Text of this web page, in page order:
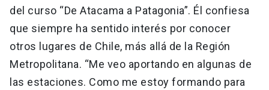
del curso “De Atacama a Patagonia”. Él confiesa
que siempre ha sentido interés por conocer
otros lugares de Chile, más allá de la Región
Metropolitana. “Me veo aportando en algunas de
las estaciones. Como me estoy formando para